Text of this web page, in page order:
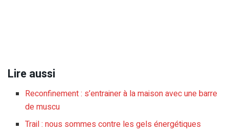
Lire aussi
Reconfinement : s’entrainer à la maison avec une barre
de muscu
Trail : nous sommes contre les gels énergétiques